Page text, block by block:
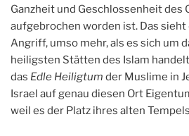
Ganzheit und Geschlossenheit des
aufgebrochen worden ist. Das sieht
Angriff, umso mehr, als es sich um
heiligsten Stätten des Islam
das Edle Heiligtum der Muslime in
Israel auf genau diesen Ort
weil es der Platz ihres alten